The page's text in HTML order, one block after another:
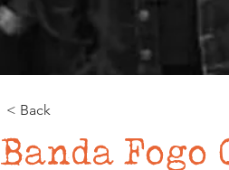
< Back
Banda Fogo